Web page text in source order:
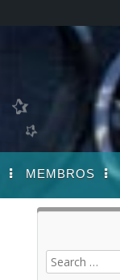
MEMBROS